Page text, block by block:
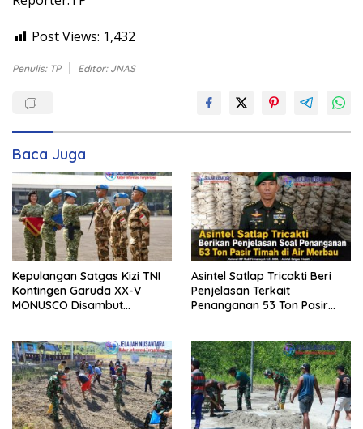
Post Views: 1,432
Penulis: TP Editor: JNAS
Baca Juga
Kepulangan Satgas Kizi TNI
Kontingen Garuda XX-V
MONUSCO Disambut
Asintel Satlap Tricakti Beri
Penjelasan Terkait
Penanganan 53 Ton Pasir